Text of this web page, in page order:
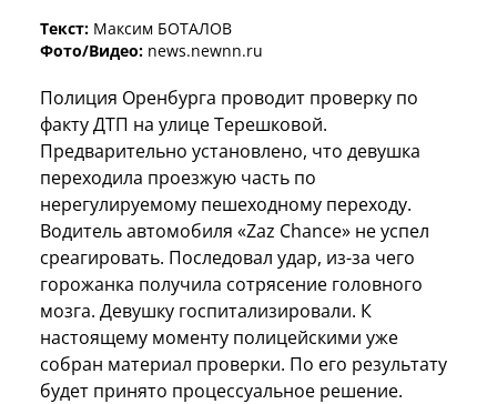
Текст: Максим БОТАЛОВ
Фото/Видео: news.newnn.ru
Полиция Оренбурга проводит проверку по
факту ДТП на улице Терешковой.
Предварительно установлено, что девушка
переходила проезжую часть по
нерегулируемому пешеходному переходу.
Водитель автомобиля «Zaz Chance» не успел
среагировать. Последовал удар, из-за чего
горожанка получила сотрясение головного
мозга. Девушку госпитализировали. К
настоящему моменту полицейскими уже
собран материал проверки. По его результату
будет принято процессуальное решение.